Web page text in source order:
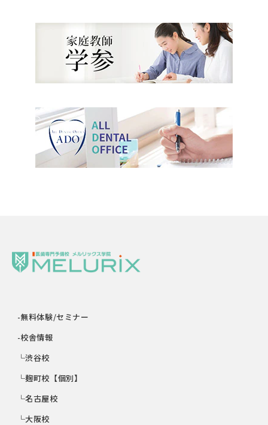
-無料体験/セミナー
-校舎情報
└渋谷校
└麹町校【個別】
└名古屋校
└大阪校